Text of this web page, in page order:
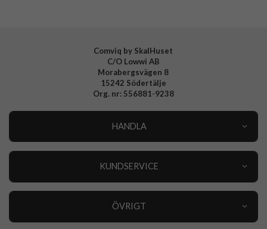
Comviq by SkalHuset
C/O Lowwi AB
Morabergsvägen 8
15242 Södertälje
Org. nr: 556881-9238
HANDLA
KUNDSERVICE
ÖVRIGT